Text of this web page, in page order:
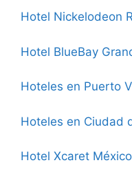
Hotel Nickelodeon
Hotel BlueBay
Hoteles en Puerto
Hoteles en Ciudad
Hotel Xcaret México